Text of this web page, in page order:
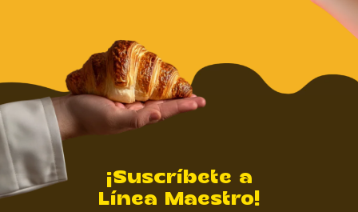
¡Suscríbete a
Línea Maestro!